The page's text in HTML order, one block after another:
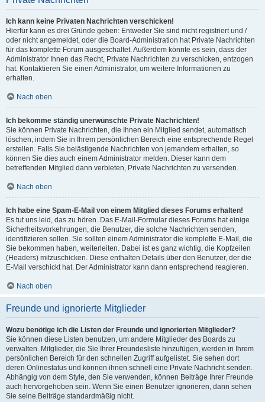
Ich kann keine Privaten Nachrichten verschicken!
Hierfür kann es drei Gründe geben: Entweder Sie sind nicht registriert und /
oder nicht angemeldet, oder die Board-Administration hat Private Nachrichten
für das komplette Forum ausgeschaltet. Außerdem könnte es sein, dass der
Administrator Ihnen das Recht, Private Nachrichten zu verschicken, entzogen
hat. Kontaktieren Sie einen Administrator, um weitere Informationen zu
erhalten.
Nach oben
Ich bekomme ständig unerwünschte Private Nachrichten!
Sie können Private Nachrichten, die Ihnen ein Mitglied sendet, automatisch
löschen, indem Sie in Ihrem persönlichen Bereich eine entsprechende Regel
erstellen. Falls Sie belästigende Nachrichten von jemandem erhalten, so
können Sie dies auch einem Administrator melden. Dieser kann dem
betreffenden Mitglied dann verbieten, Private Nachrichten zu versenden.
Nach oben
Ich habe eine Spam-E-Mail von einem Mitglied dieses Forums erhalten!
Es tut uns leid, das zu hören. Das E-Mail-Formular dieses Forums hat einige
Sicherheitsvorkehrungen, die Benutzer, die solche Nachrichten senden,
identifizieren sollen. Sie sollten einem Administrator die komplette E-Mail, die
Sie bekommen haben, weiterleiten. Dabei ist es ganz wichtig, die Kopfzeilen
(Headers) mitzuschicken. Diese enthalten Details über den Benutzer, der die
E-Mail verschickt hat. Der Administrator kann dann entsprechend reagieren.
Nach oben
Freunde und ignorierte Mitglieder
Wozu benötige ich die Listen der Freunde und ignorierten Mitglieder?
Sie können diese Listen benutzen, um andere Mitglieder des Boards zu
verwalten. Mitglieder, die Sie Ihrer Freundesliste hinzufügen, werden in Ihrem
persönlichen Bereich für den schnellen Zugriff aufgelistet. Sie sehen dort
deren Onlinestatus und können ihnen schnell eine Private Nachricht senden.
Abhängig von dem Style, den Sie verwenden, können Beiträge Ihrer Freunde
auch hervorgehoben sein. Wenn Sie einen Benutzer ignorieren, dann sehen
Sie seine Beiträge standardmäßig nicht.